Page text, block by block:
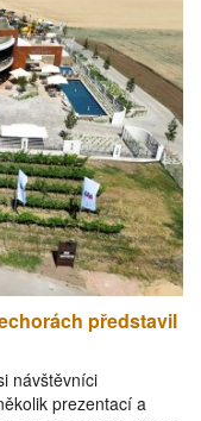
představil
návštěvníci
prezentací a